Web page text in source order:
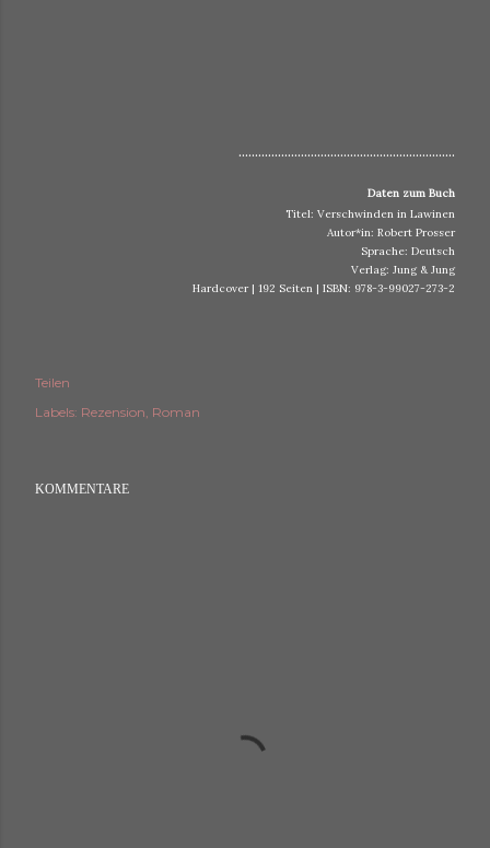
..................................................................
Daten zum Buch
Titel: Verschwinden in Lawinen
Autor*in: Robert Prosser
Sprache: Deutsch
Verlag: Jung & Jung
Hardcover | 192 Seiten | ISBN: 978-3-99027-273-2
Teilen
Labels: Rezension Roman
KOMMENTARE